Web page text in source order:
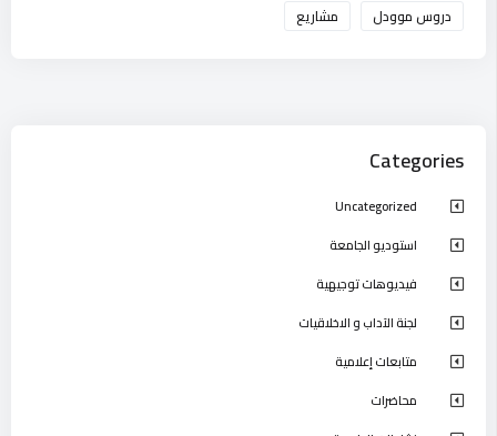
دروس موودل
مشاريع
Categories
Uncategorized
استوديو الجامعة
فيديوهات توجيهية
لجنة الآداب و الاخلاقيات
متابعات إعلامية
محاضرات